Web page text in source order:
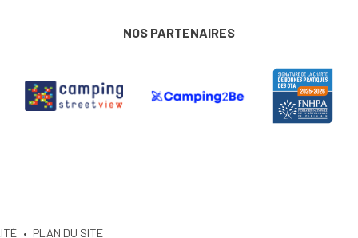
NOS PARTENAIRES
PLAN DU SITE